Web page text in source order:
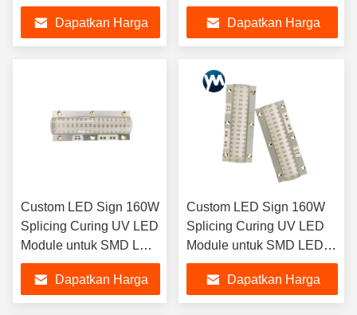
Bohlam LED Lem
Inspeksi Cat Mobil
Lampu UV
Dapatkan Harga
Equipment
Dapatkan Harga
Custom LED Sign 160W
Splicing Curing UV LED
Module untuk SMD LED
Chip Curing COB
Dapatkan Harga
Custom LED Sign 160W
Splicing Curing UV LED
Module untuk SMD LED
Chip Curing COB
Dapatkan Harga